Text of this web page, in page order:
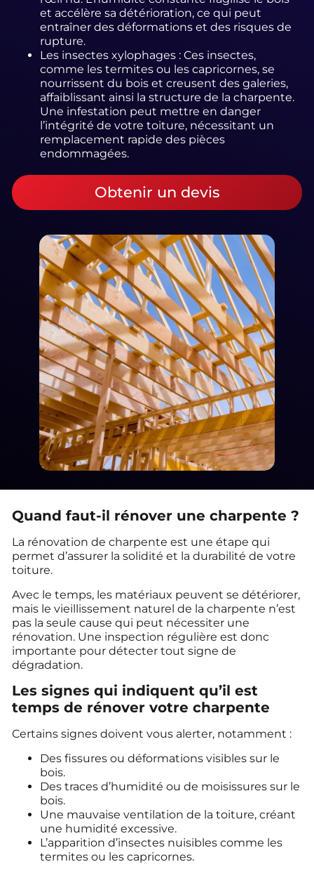
et accélère sa détérioration, ce qui peut
entraîner des déformations et des risques de
rupture.
Les insectes xylophages : Ces insectes,
comme les termites ou les capricornes, se
nourrissent du bois et creusent des galeries,
affaiblissant ainsi la structure de la charpente.
Une infestation peut mettre en danger
l’intégrité de votre toiture, nécessitant un
remplacement rapide des pièces
endommagées.
Obtenir un devis
Quand faut-il rénover une charpente ?
La rénovation de charpente est une étape qui
permet d’assurer la solidité et la durabilité de votre
toiture.
Avec le temps, les matériaux peuvent se détériorer,
mais le vieillissement naturel de la charpente n’est
pas la seule cause qui peut nécessiter une
rénovation. Une inspection régulière est donc
importante pour détecter tout signe de
dégradation.
Les signes qui indiquent qu’il est
temps de rénover votre charpente
Certains signes doivent vous alerter, notamment :
Des fissures ou déformations visibles sur le
bois.
Des traces d’humidité ou de moisissures sur le
bois.
Une mauvaise ventilation de la toiture, créant
une humidité excessive.
L’apparition d’insectes nuisibles comme les
termites ou les capricornes.